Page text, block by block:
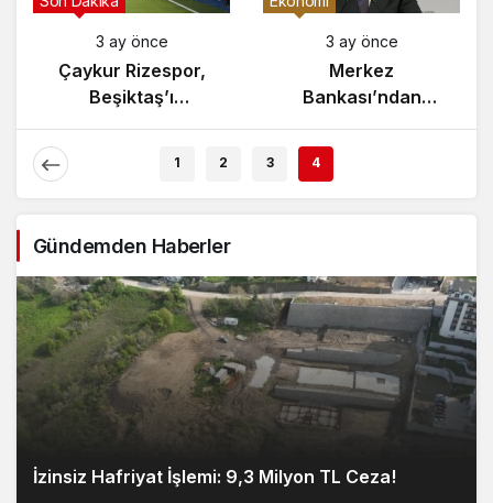
Çaykur Rizespor,
Beşiktaş’ı
1 2 3 4
Gündemden Haberler
İzinsiz Hafriyat İşlemi: 9,3 Milyon TL Ceza!